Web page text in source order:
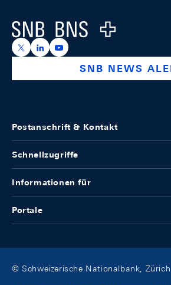
Logo
https://x.com/snb_bns
https://ch.linkedin.com/
https://
SNB NEWS
Postanschrift & Kontakt
Schnellzugriffe
Informationen für
Portale
© Schweizerische Nationalbank,